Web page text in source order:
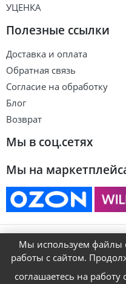
УЦЕНКА
Полезные ссылки
Доставка и оплата
Обратная связь
Согласие на обработку
Блог
Возврат
Мы в соц.сетях
Мы на
© ART&KIDS
Мы используем файлы
работы с сайтом.
соглашаетесь на